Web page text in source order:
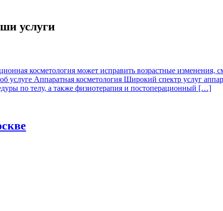
услуги
косметология может исправить возрастные изменения,
услуге Аппаратная косметология Широкий спектр услуг
по телу, а также физиотерапия и постоперационный […]